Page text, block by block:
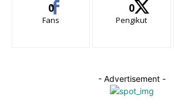
0
Fans
0
Pengikut
- Advertisement -